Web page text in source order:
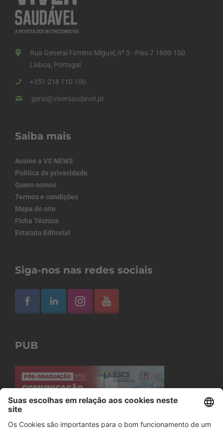
Rua General Firmino Miguel, nº 3 - Piso 7 1600-100
Lisboa, Portugal
+351 218 110 100
geral@viversaudavel.pt
Saiba mais
Assine a VS NEWS
Política de privacidade
Quem somos
Termos e condições
Mapa do site
Ficha Técnica
Estatuto Editorial
Siga-nos nas redes sociais
PUB